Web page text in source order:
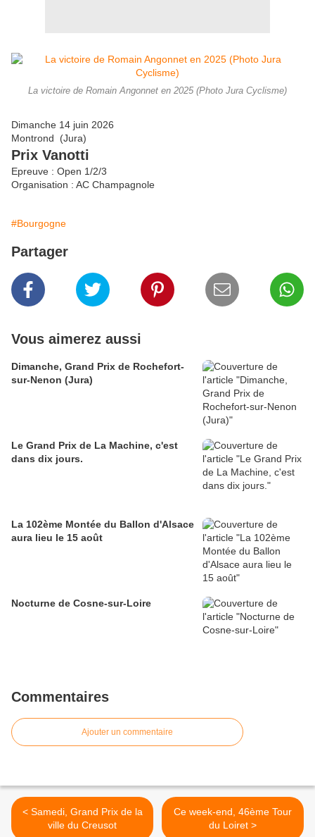
La victoire de Romain Angonnet en 2025 (Photo Jura Cyclisme)
Dimanche 14 juin 2026
Montrond (Jura)
Prix Vanotti
Epreuve : Open 1/2/3
Organisation : AC Champagnole
#Bourgogne
Partager
Vous aimerez aussi
Dimanche, Grand Prix de Rochefort-
sur-Nenon (Jura)
Le Grand Prix de La Machine, c'est
dans dix jours.
La 102ème Montée du Ballon d'Alsace
aura lieu le 15 août
Nocturne de Cosne-sur-Loire
Commentaires
Ajouter un commentaire
< Samedi, Grand Prix de la
ville du Creusot
Ce week-end, 46ème Tour
du Loiret >